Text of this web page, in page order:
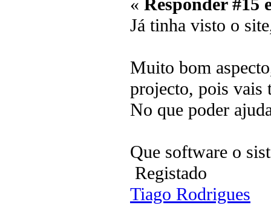
« Responder #15
Já tinha visto o
Muito bom
projecto, pois vais
No que poder
Que software o
Registado
Tiago Rodrigues